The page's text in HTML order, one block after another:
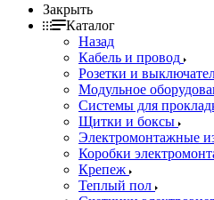
Закрыть
Каталог
Назад
Кабель и провод
Розетки и
Модульное
Системы для
Щитки и боксы
Электромонтажные
Коробки
Крепеж
Теплый пол